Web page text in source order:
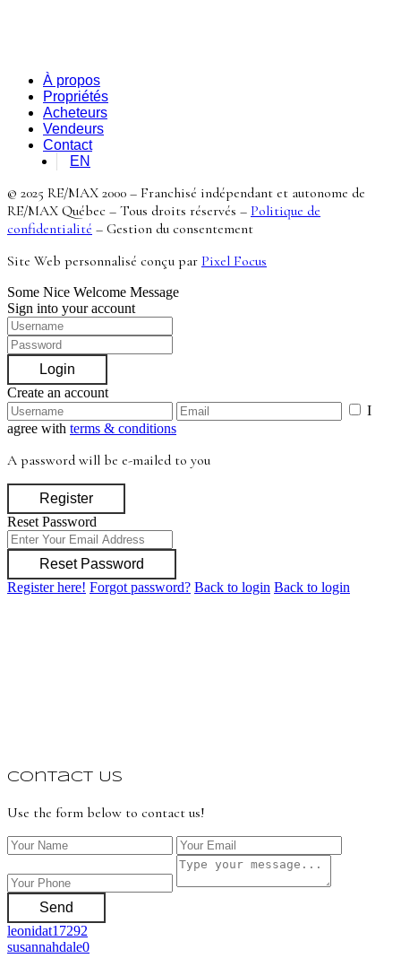
À propos
Propriétés
Acheteurs
Vendeurs
Contact
EN
© 2025 RE/MAX 2000 – Franchisé indépendant et autonome de
RE/MAX Québec – Tous droits réservés – Politique de
confidentialité – Gestion du consentement
Site Web personnalisé conçu par Pixel Focus
Some Nice Welcome Message
Sign into your account
Login
Create an account
I
agree with terms & conditions
A password will be e-mailed to you
Register
Reset Password
Reset Password
Register here! Forgot password? Back to login Back to login
Contact Us
Use the form below to contact us!
Send
leonidat17292
susannahdale0